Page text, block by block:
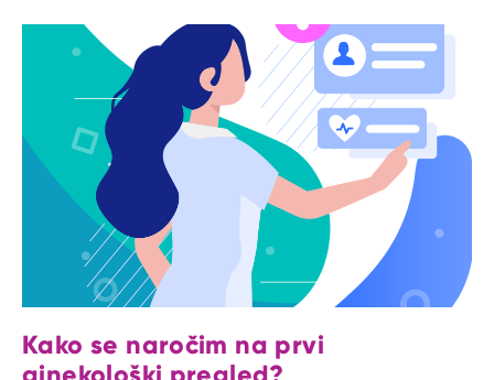
Kako se naročim na prvi
ginekološki pregled?